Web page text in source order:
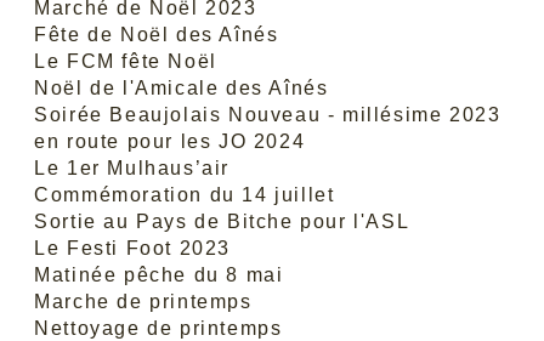
Marché de Noël 2023
Fête de Noël des Aînés
Le FCM fête Noël
Noël de l'Amicale des Aînés
Soirée Beaujolais Nouveau - millésime 2023
en route pour les JO 2024
Le 1er Mulhaus’air
Commémoration du 14 juillet
Sortie au Pays de Bitche pour l'ASL
Le Festi Foot 2023
Matinée pêche du 8 mai
Marche de printemps
Nettoyage de printemps